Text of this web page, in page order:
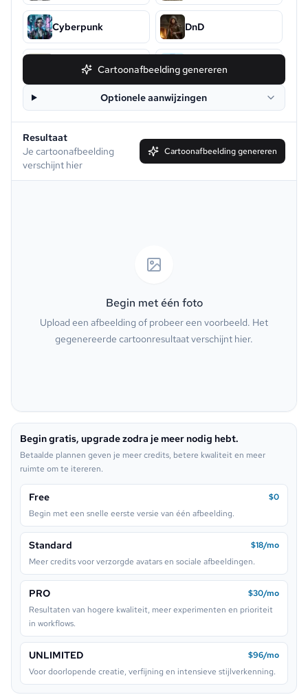
Cyberpunk DnD
Snoopy Chibi
Clay
Simpson South Park
Family Guy Muppet
Minecraft
GTA PS2
Pop Art Neon Sign
Lego
Cartoonafbeelding genereren
Optionele aanwijzingen
Resultaat
Je cartoonafbeelding
verschijnt hier
Cartoonafbeelding genereren
Begin met één foto
Upload een afbeelding of probeer een voorbeeld. Het
gegenereerde cartoonresultaat verschijnt hier.
Begin gratis, upgrade zodra je meer nodig hebt.
Betaalde plannen geven je meer credits, betere kwaliteit en meer
ruimte om te itereren.
Free
$0
Begin met een snelle eerste versie van één afbeelding.
Standard
$18/mo
Meer credits voor verzorgde avatars en sociale afbeeldingen.
PRO
$30/mo
Resultaten van hogere kwaliteit, meer experimenten en prioriteit
in workflows.
UNLIMITED
$96/mo
Voor doorlopende creatie, verfijning en intensieve stijlverkenning.